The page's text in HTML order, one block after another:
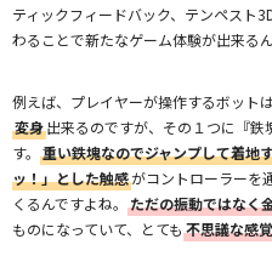
ティックフィードバック、テンペスト
わることで新たなゲーム体験が出来るん
例えば、プレイヤーが操作するボット
変身出来るのですが、その１つに『鉄
す。 重い鉄塊なのでジャンプして着地
ッ！」とした触感がコントローラーを
くるんですよね。 ただの振動ではなく
ものになっていて、とても 不思議な感覚